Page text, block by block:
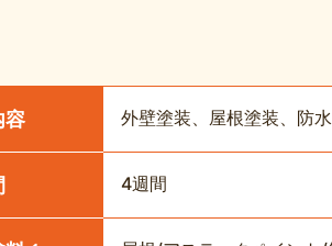
容 外壁塗装、屋根塗装、防
4週間